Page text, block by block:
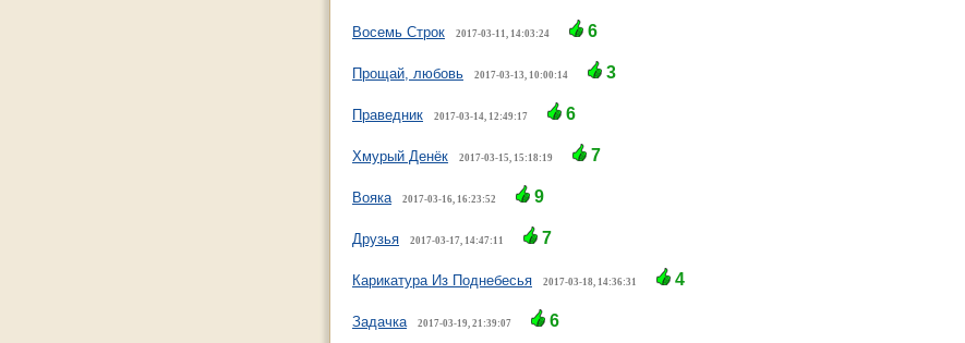
Восемь Строк 2017-03-11, 14:03:24 6
Прощай, любовь 2017-03-13, 10:00:14 3
Праведник 2017-03-14, 12:49:17 6
Хмурый Денёк 2017-03-15, 15:18:19 7
Вояка 2017-03-16, 16:23:52 9
Друзья 2017-03-17, 14:47:11 7
Карикатура Из Поднебесья 2017-03-18, 14:36:31 4
Задачка 2017-03-19, 21:39:07 6